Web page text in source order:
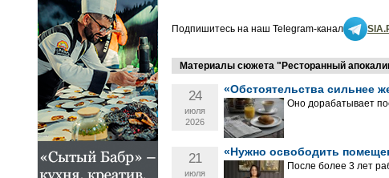
Подпишитесь на наш Telegram-канал
Материалы сюжета "Ресторанный
24
июля
2026
«Обстоятельства сильнее
Оно дорабатывает
21
июля
«Нужно освободить
После более 3 лет